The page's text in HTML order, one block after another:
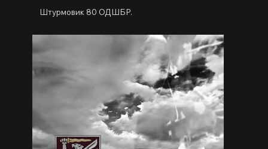
Штурмовик 80 ОДШБР.